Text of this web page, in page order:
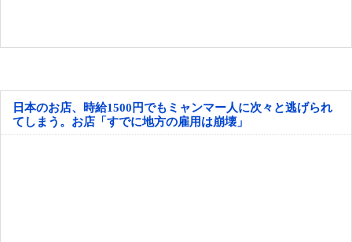
日本のお店、時給1500円でもミャンマー人に次々と逃げられ
てしまう。お店「すでに地方の雇用は崩壊」